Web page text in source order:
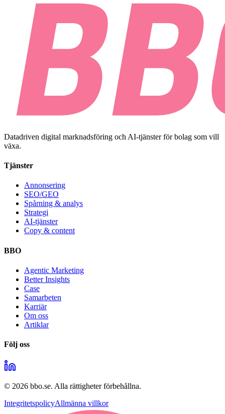
Datadriven digital marknadsföring och AI-tjänster för bolag som vill
växa.
Tjänster
Annonsering
SEO/GEO
Spårning & analys
Strategi
AI-tjänster
Copy & content
BBO
Agentic Marketing
Better Insights
Case
Samarbeten
Karriär
Om oss
Artiklar
Följ oss
© 2026 bbo.se. Alla rättigheter förbehållna.
IntegritetspolicyAllmänna villkor